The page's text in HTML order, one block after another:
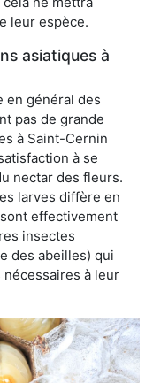
leur espèce.
asiatiques à
en général des
pas de grande
à Saint-Cernin
à se
nectar des fleurs.
larves diffère en
effectivement
insectes
des abeilles) qui
à leur